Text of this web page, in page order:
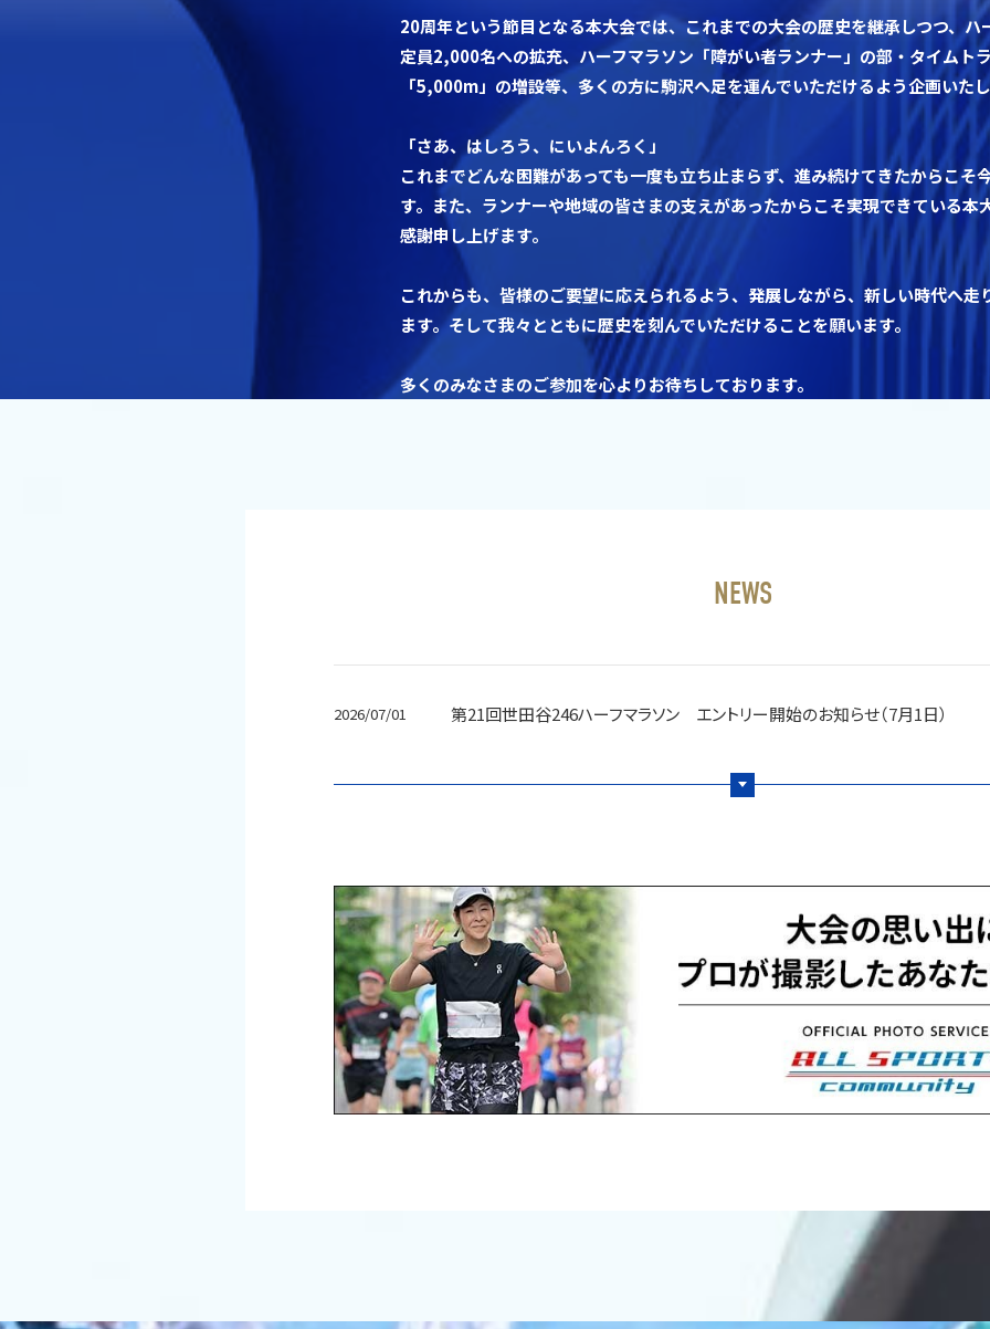
20周年という節目となる本大会では、これまでの大会の歴史を継承しつつ、ハ
定員2,000名への拡充、ハーフマラソン「障がい者ランナー」の部・タイムト
「5,000m」の増設等、多くの方に駒沢へ足を運んでいただけるよう企画いた
「さあ、はしろう、にいよんろく」
これまでどんな困難があっても一度も立ち止まらず、進み続けてきたからこそ
す。また、ランナーや地域の皆さまの支えがあったからこそ実現できている本
感謝申し上げます。
これからも、皆様のご要望に応えられるよう、発展しながら、新しい時代へ走
ます。そして我々とともに歴史を刻んでいただけることを願います。
多くのみなさまのご参加を心よりお待ちしております。
NEWS
2026/07/01 第21回世田谷246ハーフマラソン エントリー開始のお知らせ（7月1日）